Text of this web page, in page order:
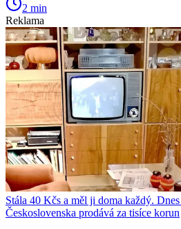
2 min
Reklama
Stála 40 Kčs a měl ji doma každý.
Československa prodává za tisíce korun